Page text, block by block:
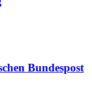
Bundespost